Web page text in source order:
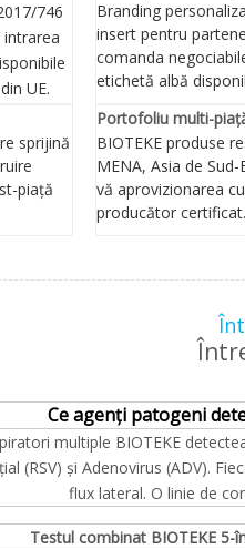
746
UE.
Branding
insert pentru
comanda
etichetă albă
sprijină
piață
Portofoliu multi-
BIOTEKE produse
MENA, Asia de
vă aprovizionarea
producător certificat.
Ce agenți patogeni
multiple BIOTEKE
(RSV) și Adenovirus (ADV).
flux lateral. O linie de
Testul combinat BIOTEKE 5-